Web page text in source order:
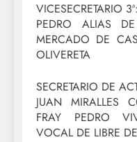
VICESECRETARIO 3ª:
PEDRO ALIAS
MERCADO DE
OLIVERETA
SECRETARIO DE
JUAN MIRALLES
FRAY PEDRO
VOCAL DE LIBRE